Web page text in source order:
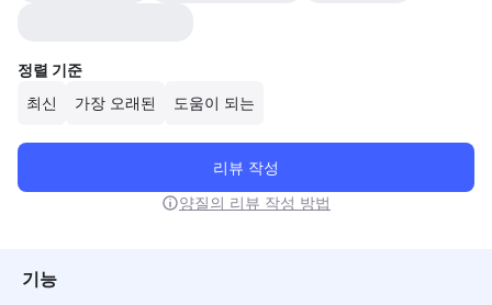
정렬 기준
최신
가장 오래된 도움이 되는
리뷰 작성
양질의 리뷰 작성 방법
기능